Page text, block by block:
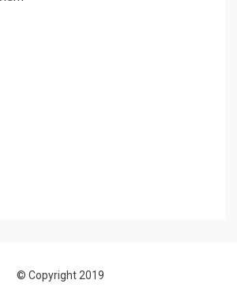
© Copyright 2019